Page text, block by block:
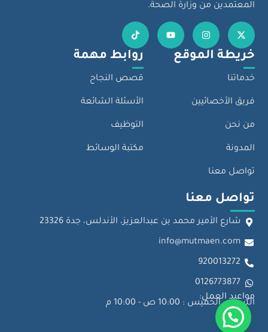
المعتمدين من وزارة الصحة.
خريطة الموقع
خدماتنا
فريق الأخصائيين
من نحن
المدونة
تواصل معنا
روابط مهمة
قصص النجاح
الأسئلة الشائعة
التوظيف
مكتبة الوسائط
تواصل معنا
شارع الأمير محمد بن عبدالعزيز، الأندلس، جدة 23326
info@mutmaen.com
920013272
0126773877
مواعيد العمل:
السبت - الخميس : 10:00 ص - 10:00 م